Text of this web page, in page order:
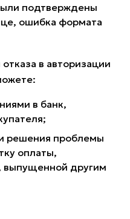
подтверждены
ошибка формата
в авторизации
в банк,
решения проблемы
оплаты,
выпущенной другим